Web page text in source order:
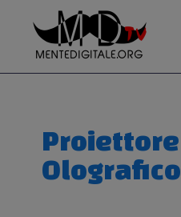
contenuto
Proiettore
Olografico